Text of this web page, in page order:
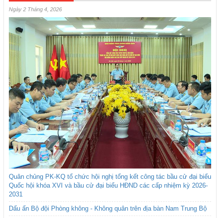
Ngày 2 Tháng 4, 2026
Quân chủng PK-KQ tổ chức hội nghị tổng kết công tác bầu cử đại biểu
Quốc hội khóa XVI và bầu cử đại biểu HĐND các cấp nhiệm kỳ 2026-
2031
Dấu ấn Bộ đội Phòng không - Không quân trên địa bàn Nam Trung Bộ